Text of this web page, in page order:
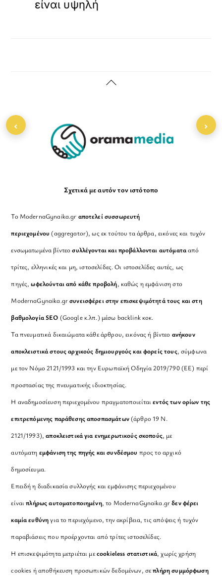
είναι υψηλή
Back
Σχετικά με αυτόν τον ιστότοπο
Το ModernaGynaika.gr αποτελεί συσσωρευτή
περιεχομένου (aggregator), ως εκ τούτου τα άρθρα, εικόνες και τυχόν
ενσωματωμένα βίντεοσυλλέγονται και προβάλλονται αυτόματααπό
τρίτες, ελληνικές και μη, ιστοσελίδες. Οι ιστοσελίδες αυτές, ως
πηγές,ωφελούνται από κάθε προβολή, καθώς η εμφάνιση στο
ModernaGynaika.grσυνεισφέρει στην επισκεψιμότητά τους και στη
βαθμολογία SEO (Google κ.λπ.) μέσω backlink κοκ.
Τα πνευματικά δικαιώματα κάθε άρθρου, εικόνας ή βίντεο ανήκουν
αποκλειστικά στους αρχικούς δημιουργούς και φορείς τους, σύμφωνα
με τον Νόμο 2121/1993 και την Ευρωπαϊκή Οδηγία 2019/790 (ΕΕ) περί
προστασίας της πνευματικής ιδιοκτησίας.
Η αναδημοσίευση περιεχομένου πραγματοποιείταιεντός των ορίων της
επιτρεπόμενης παράθεσης αποσπασμάτων(άρθρο 19 Ν.
2121/1993), αποκλειστικά για ενημερωτικούς σκοπούς, με
αυτόματη εμφάνιση της πηγής και συνδέσμου προς το αρχικό
δημοσίευμα.
Επειδή η διαδικασία συλλογής και εμφάνισης περιεχομένου
είναιπλήρως αυτοματοποιημένη, το ModernaGynaika.grδεν φέρει
καμία ευθύνηγια το περιεχόμενο, την ακρίβεια, τις απόψεις ή τυχόν
παραβιάσεις που προέρχονται από τρίτες ιστοσελίδες.
Η επισκεψιμότητα μετριέται μεcookieless στατιστικά, χωρίς χρήση
cookies ή αποθήκευση προσωπικών δεδομένων, σεπλήρη συμμόρφωση
‹ ›